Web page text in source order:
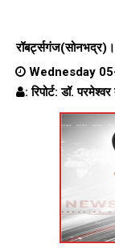
रॉबर्ट्सगंज(सोनभद्र)।
Wednesday
: रिपोर्ट: डॉ.